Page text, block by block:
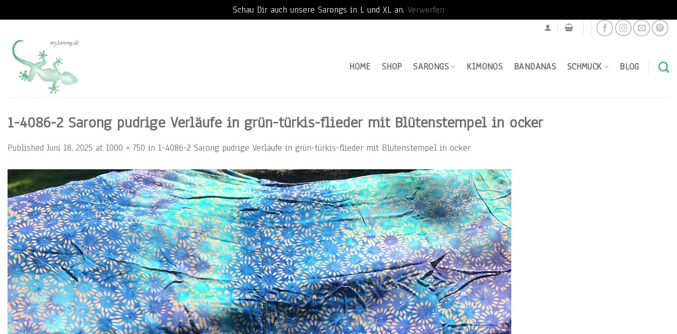
Schau Dir auch unsere Sarongs in L und XL an. Verwerfen
content
HOME
SHOP SARONGS KIMONOS BANDANAS SCHMUCK BLOG
1-4086-2 Sarong pudrige Verläufe in grün-türkis-flieder mit Blütenstempel in ocker
Published Juni 18, 2025 at 1000 × 750 in 1-4086-2 Sarong pudrige Verläufe in grün-türkis-flieder mit Blütenstempel in ocker